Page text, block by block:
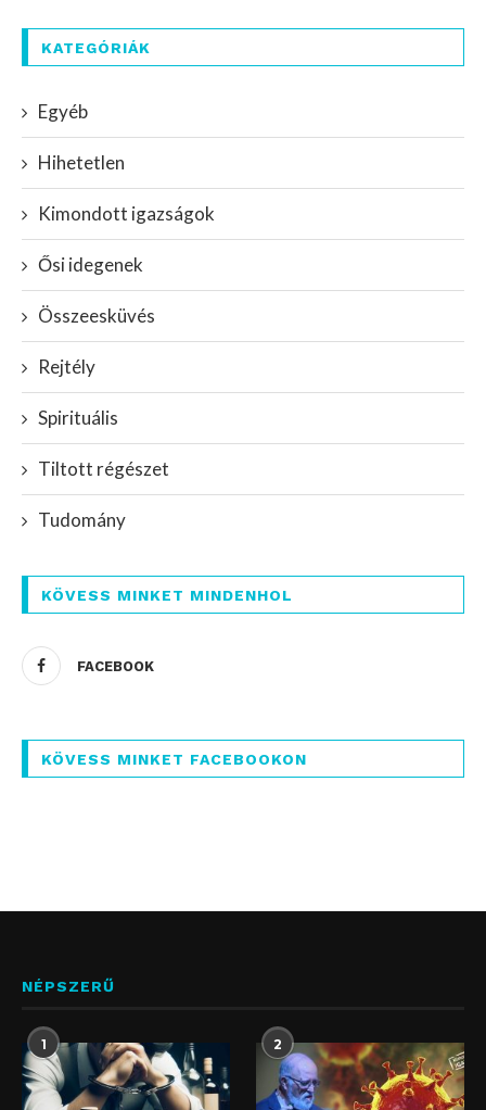
KATEGÓRIÁK
Egyéb
Hihetetlen
Kimondott igazságok
Ősi idegenek
Összeesküvés
Rejtély
Spirituális
Tiltott régészet
Tudomány
KÖVESS MINKET MINDENHOL
FACEBOOK
KÖVESS MINKET FACEBOOKON
NÉPSZERŰ
1 2